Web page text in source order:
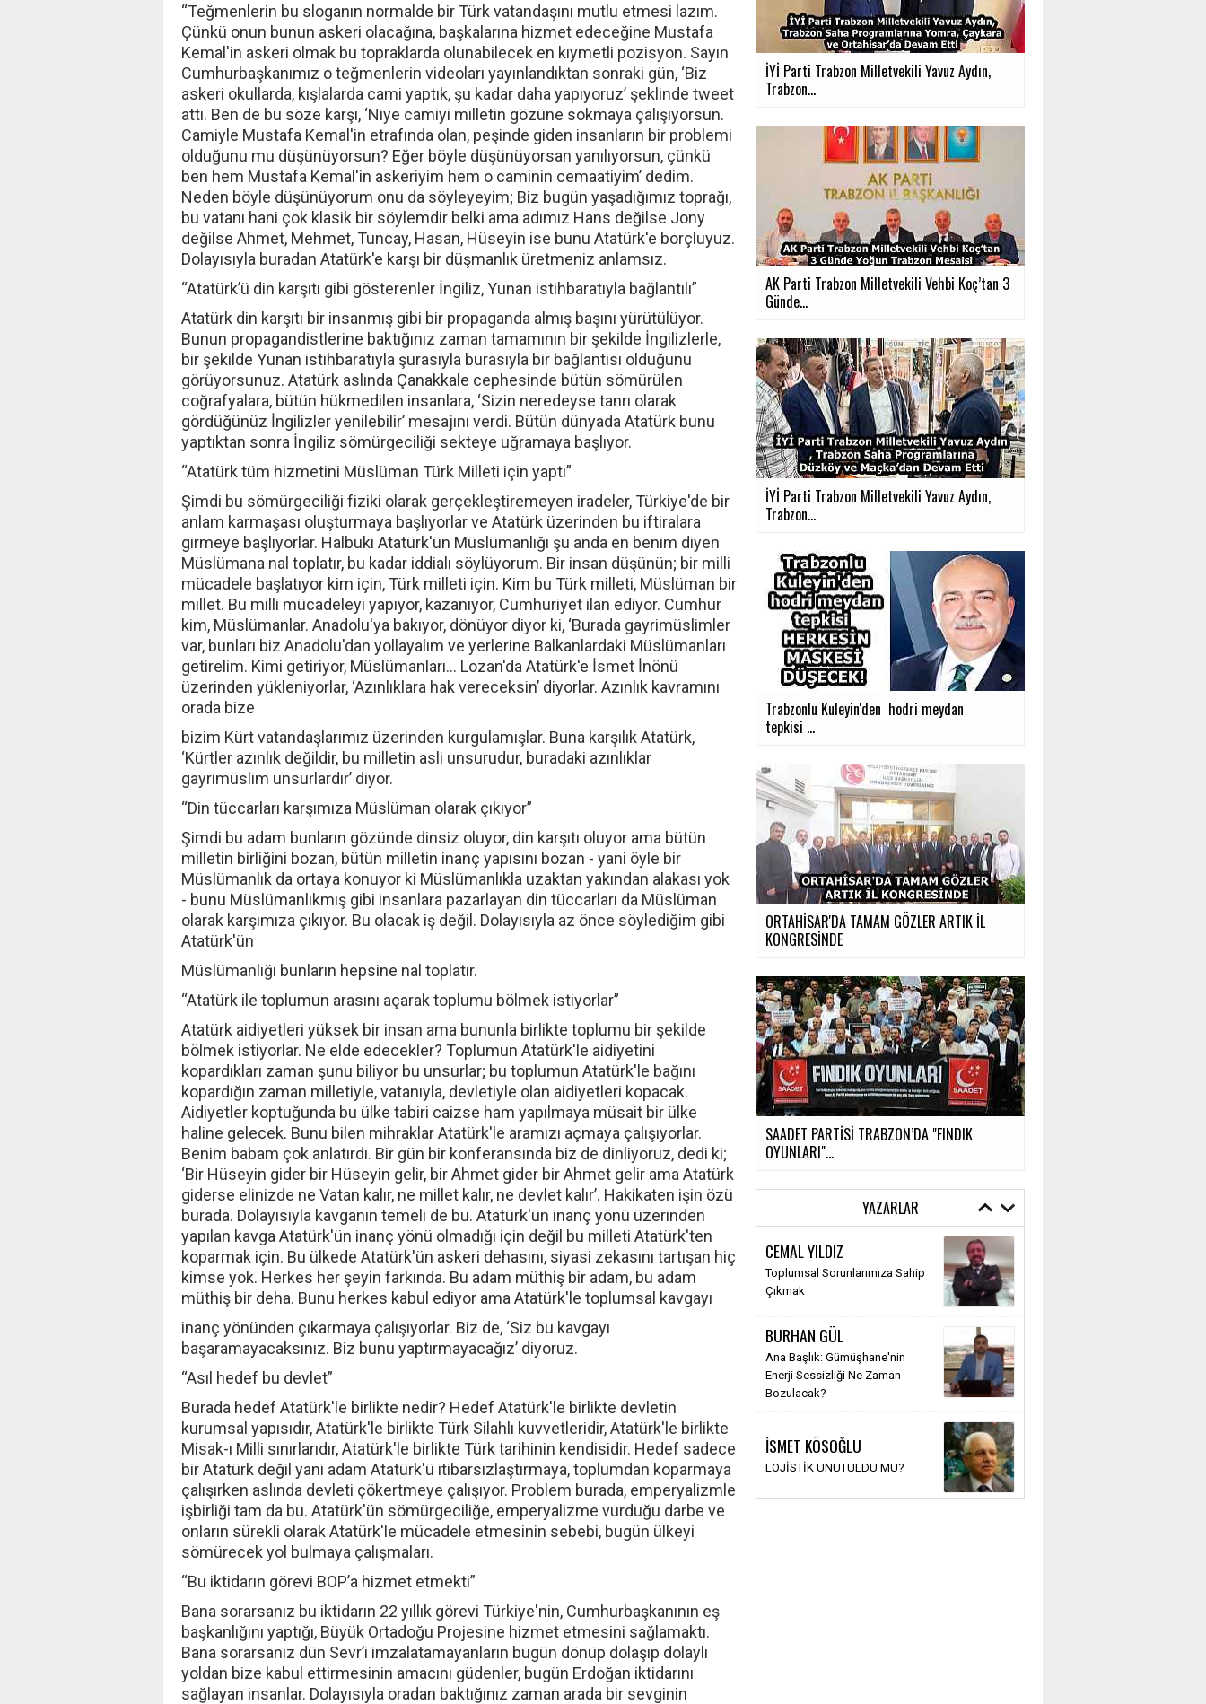
“Teğmenlerin bu sloganın normalde bir Türk vatandaşını mutlu etmesi lazım.
Çünkü onun bunun askeri olacağına, başkalarına hizmet edeceğine Mustafa
Kemal'in askeri olmak bu topraklarda olunabilecek en kıymetli pozisyon. Sayın
Cumhurbaşkanımız o teğmenlerin videoları yayınlandıktan sonraki gün, ‘Biz
askeri okullarda, kışlalarda cami yaptık, şu kadar daha yapıyoruz’ şeklinde tweet
attı. Ben de bu söze karşı, ‘Niye camiyi milletin gözüne sokmaya çalışıyorsun.
Camiyle Mustafa Kemal'in etrafında olan, peşinde giden insanların bir problemi
olduğunu mu düşünüyorsun? Eğer böyle düşünüyorsan yanılıyorsun, çünkü
ben hem Mustafa Kemal'in askeriyim hem o caminin cemaatiyim’ dedim.
Neden böyle düşünüyorum onu da söyleyeyim; Biz bugün yaşadığımız toprağı,
bu vatanı hani çok klasik bir söylemdir belki ama adımız Hans değilse Jony
değilse Ahmet, Mehmet, Tuncay, Hasan, Hüseyin ise bunu Atatürk'e borçluyuz.
Dolayısıyla buradan Atatürk'e karşı bir düşmanlık üretmeniz anlamsız.
“Atatürk’ü din karşıtı gibi gösterenler İngiliz, Yunan istihbaratıyla bağlantılı”
Atatürk din karşıtı bir insanmış gibi bir propaganda almış başını yürütülüyor.
Bunun propagandistlerine baktığınız zaman tamamının bir şekilde İngilizlerle,
bir şekilde Yunan istihbaratıyla şurasıyla burasıyla bir bağlantısı olduğunu
görüyorsunuz. Atatürk aslında Çanakkale cephesinde bütün sömürülen
coğrafyalara, bütün hükmedilen insanlara, ‘Sizin neredeyse tanrı olarak
gördüğünüz İngilizler yenilebilir’ mesajını verdi. Bütün dünyada Atatürk bunu
yaptıktan sonra İngiliz sömürgeciliği sekteye uğramaya başlıyor.
“Atatürk tüm hizmetini Müslüman Türk Milleti için yaptı”
Şimdi bu sömürgeciliği fiziki olarak gerçekleştiremeyen iradeler, Türkiye'de bir
anlam karmaşası oluşturmaya başlıyorlar ve Atatürk üzerinden bu iftiralara
girmeye başlıyorlar. Halbuki Atatürk'ün Müslümanlığı şu anda en benim diyen
Müslümana nal toplatır, bu kadar iddialı söylüyorum. Bir insan düşünün; bir milli
mücadele başlatıyor kim için, Türk milleti için. Kim bu Türk milleti, Müslüman bir
millet. Bu milli mücadeleyi yapıyor, kazanıyor, Cumhuriyet ilan ediyor. Cumhur
kim, Müslümanlar. Anadolu'ya bakıyor, dönüyor diyor ki, ‘Burada gayrimüslimler
var, bunları biz Anadolu'dan yollayalım ve yerlerine Balkanlardaki Müslümanları
getirelim. Kimi getiriyor, Müslümanları... Lozan'da Atatürk'e İsmet İnönü
üzerinden yükleniyorlar, ‘Azınlıklara hak vereceksin’ diyorlar. Azınlık kavramını
orada bize
bizim Kürt vatandaşlarımız üzerinden kurgulamışlar. Buna karşılık Atatürk,
‘Kürtler azınlık değildir, bu milletin asli unsurudur, buradaki azınlıklar
gayrimüslim unsurlardır’ diyor.
“Din tüccarları karşımıza Müslüman olarak çıkıyor”
Şimdi bu adam bunların gözünde dinsiz oluyor, din karşıtı oluyor ama bütün
milletin birliğini bozan, bütün milletin inanç yapısını bozan - yani öyle bir
Müslümanlık da ortaya konuyor ki Müslümanlıkla uzaktan yakından alakası yok
- bunu Müslümanlıkmış gibi insanlara pazarlayan din tüccarları da Müslüman
olarak karşımıza çıkıyor. Bu olacak iş değil. Dolayısıyla az önce söylediğim gibi
Atatürk'ün
Müslümanlığı bunların hepsine nal toplatır.
“Atatürk ile toplumun arasını açarak toplumu bölmek istiyorlar”
Atatürk aidiyetleri yüksek bir insan ama bununla birlikte toplumu bir şekilde
bölmek istiyorlar. Ne elde edecekler? Toplumun Atatürk'le aidiyetini
kopardıkları zaman şunu biliyor bu unsurlar; bu toplumun Atatürk'le bağını
kopardığın zaman milletiyle, vatanıyla, devletiyle olan aidiyetleri kopacak.
Aidiyetler koptuğunda bu ülke tabiri caizse ham yapılmaya müsait bir ülke
haline gelecek. Bunu bilen mihraklar Atatürk'le aramızı açmaya çalışıyorlar.
Benim babam çok anlatırdı. Bir gün bir konferansında biz de dinliyoruz, dedi ki;
‘Bir Hüseyin gider bir Hüseyin gelir, bir Ahmet gider bir Ahmet gelir ama Atatürk
giderse elinizde ne Vatan kalır, ne millet kalır, ne devlet kalır’. Hakikaten işin özü
burada. Dolayısıyla kavganın temeli de bu. Atatürk'ün inanç yönü üzerinden
yapılan kavga Atatürk'ün inanç yönü olmadığı için değil bu milleti Atatürk'ten
koparmak için. Bu ülkede Atatürk'ün askeri dehasını, siyasi zekasını tartışan hiç
kimse yok. Herkes her şeyin farkında. Bu adam müthiş bir adam, bu adam
müthiş bir deha. Bunu herkes kabul ediyor ama Atatürk'le toplumsal kavgayı
inanç yönünden çıkarmaya çalışıyorlar. Biz de, ‘Siz bu kavgayı
başaramayacaksınız. Biz bunu yaptırmayacağız’ diyoruz.
“Asıl hedef bu devlet”
Burada hedef Atatürk'le birlikte nedir? Hedef Atatürk'le birlikte devletin
kurumsal yapısıdır, Atatürk'le birlikte Türk Silahlı kuvvetleridir, Atatürk'le birlikte
Misak-ı Milli sınırlarıdır, Atatürk'le birlikte Türk tarihinin kendisidir. Hedef sadece
bir Atatürk değil yani adam Atatürk'ü itibarsızlaştırmaya, toplumdan koparmaya
çalışırken aslında devleti çökertmeye çalışıyor. Problem burada, emperyalizmle
işbirliği tam da bu. Atatürk'ün sömürgeciliğe, emperyalizme vurduğu darbe ve
onların sürekli olarak Atatürk'le mücadele etmesinin sebebi, bugün ülkeyi
sömürecek yol bulmaya çalışmaları.
“Bu iktidarın görevi BOP’a hizmet etmekti”
Bana sorarsanız bu iktidarın 22 yıllık görevi Türkiye'nin, Cumhurbaşkanının eş
başkanlığını yaptığı, Büyük Ortadoğu Projesine hizmet etmesini sağlamaktı.
Bana sorarsanız dün Sevr’i imzalatamayanların bugün dönüp dolaşıp dolaylı
yoldan bize kabul ettirmesinin amacını güdenler, bugün Erdoğan iktidarını
sağlayan insanlar. Dolayısıyla oradan baktığınız zaman arada bir sevginin
İYİ Parti Trabzon Milletvekili Yavuz Aydın,
Trabzon...
AK Parti Trabzon Milletvekili Vehbi Koç’tan 3
Günde...
İYİ Parti Trabzon Milletvekili Yavuz Aydın,
Trabzon...
Trabzonlu Kuleyin'den hodri meydan
tepkisi ...
ORTAHİSAR'DA TAMAM GÖZLER ARTIK İL
KONGRESİNDE
SAADET PARTİSİ TRABZON’DA "FINDIK
OYUNLARI"...
YAZARLAR
CEMAL YILDIZ
Toplumsal Sorunlarımıza Sahip
Çıkmak
BURHAN GÜL
Ana Başlık: Gümüşhane'nin
Enerji Sessizliği Ne Zaman
Bozulacak?
İSMET KÖSOĞLU
LOJİSTİK UNUTULDU MU?